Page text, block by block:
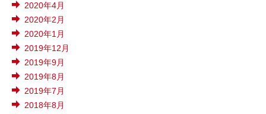
2020年4月
2020年2月
2020年1月
2019年12月
2019年9月
2019年8月
2019年7月
2018年8月